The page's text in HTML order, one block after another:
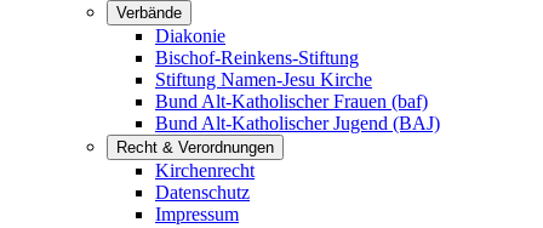
Verbände
Diakonie
Bischof-Reinkens-Stiftung
Stiftung Namen-Jesu Kirche
Bund Alt-Katholischer Frauen (baf)
Bund Alt-Katholischer Jugend (BAJ)
Recht & Verordnungen
Kirchenrecht
Datenschutz
Impressum